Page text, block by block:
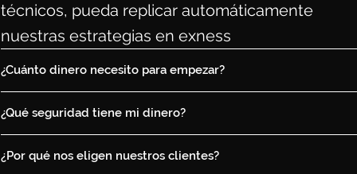
técnicos, pueda replicar automáticamente
nuestras estrategias en exness
¿Cuánto dinero necesito para empezar?
¿Qué seguridad tiene mi dinero?
¿Por qué nos eligen nuestros clientes?